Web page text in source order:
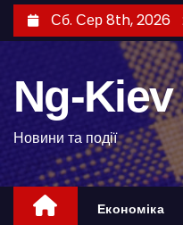
е
д
Сб. Сер 8th, 2026
Ng-Kiev
Новини та події
Економіка